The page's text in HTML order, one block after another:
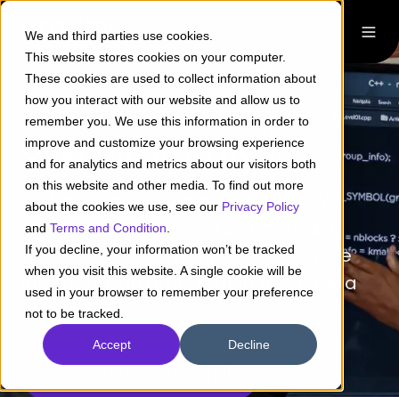
We and third parties use cookies.
This website stores cookies on your computer.
These cookies are used to collect information about
how you interact with our website and allow us to
remember you. We use this information in order to
improve and customize your browsing experience
and for analytics and metrics about our visitors both
on this website and other media. To find out more
about the cookies we use, see our Privacy Policy
and Terms and Condition
If you decline, your information won’t be tracked
when you visit this website. A single cookie will be
used in your browser to remember your preference
not to be tracked.
Accept Decline
Gestión de la nube
Optimiza los recursos en la nube y
reduce los costes con soluciones a
medida en automatización, FinOps e
informes para impulsar la excelencia
operativa.